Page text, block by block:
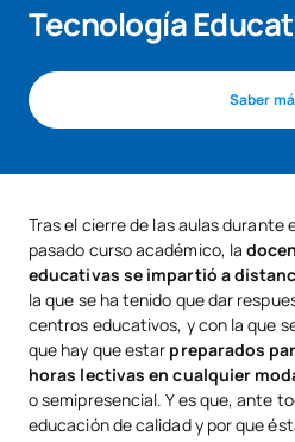
Tecnología
Saber
Tras el cierre de las aulas
pasado curso académico, la
educativas se impartió a
la que se ha tenido que dar
centros educativos, y con la que
que hay que estar preparados
horas lectivas en cualquier
o semipresencial. Y es que, ante
educación de calidad y por que